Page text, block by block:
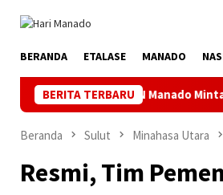
BERANDA ETALASE MANADO
BERITA TERBARU
PLN Manado Minta Maaf
Beranda Sulut Minahasa Utara
Resmi, Tim